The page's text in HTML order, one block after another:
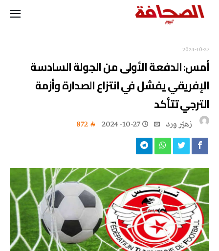
2024-10-27
أمس: الدفعة الأولى من الجولة السادسة
الإفريقي يفشل في انتزاع الصدارة وأزمة
الترجي تتأكد
زهيّر‭ ‬ورد 2024-10-27
872